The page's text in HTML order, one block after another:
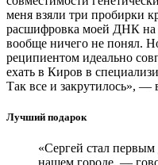
меня взяли три пробирки
расшифровка моей ДНК на
вообще ничего не понял.
реципиентом идеально
ехать в Киров в
Так все и закрутилось», —
Лучший подарок
«Сергей стал